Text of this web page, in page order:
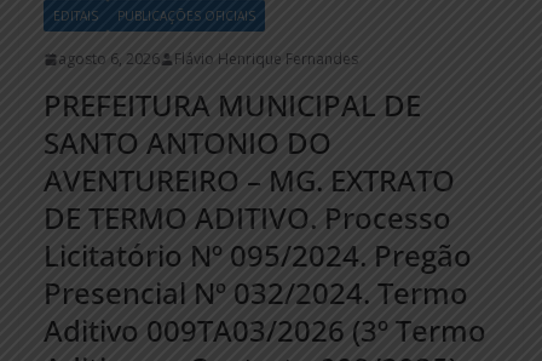
EDITAIS PUBLICAÇÕES OFICIAIS
agosto 6, 2026 Flávio Henrique Fernandes
PREFEITURA MUNICIPAL DE
SANTO ANTONIO DO
AVENTUREIRO – MG. EXTRATO
DE TERMO ADITIVO. Processo
Licitatório Nº 095/2024. Pregão
Presencial Nº 032/2024. Termo
Aditivo 009TA03/2026 (3º Termo